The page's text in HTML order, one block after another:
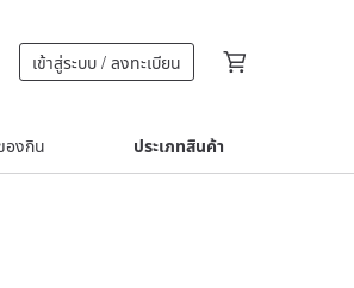
เข้าสู่ระบบ / ลงทะเบียน
องกิน ประเภทสินค้า